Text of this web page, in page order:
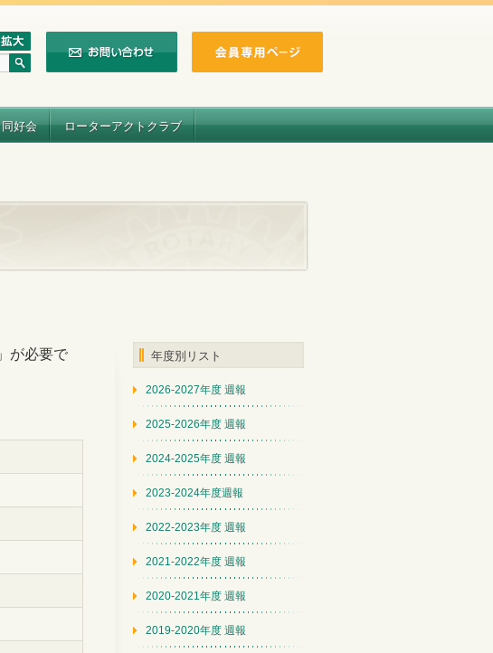
同好会 ローターアクトクラブ
」が必要で
年度別リスト
2026-2027年度 週報
2025-2026年度 週報
2024-2025年度 週報
2023-2024年度週報
2022-2023年度 週報
2021-2022年度 週報
2020-2021年度 週報
2019-2020年度 週報